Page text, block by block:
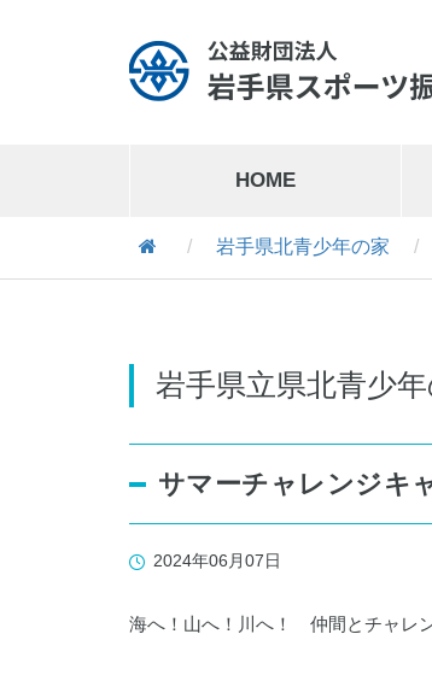
HOME
019-641-8302
/ 岩手県北青少年の家 /
岩手県立県北青少
サマーチャレンジキ
2024年06月07日
海へ！山へ！川へ！ 仲間とチャレ